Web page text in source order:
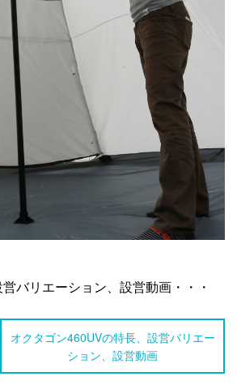
バリエーション、設営動画・・・
オクタゴン460UVの特長、設営バリエー
ション、設営動画